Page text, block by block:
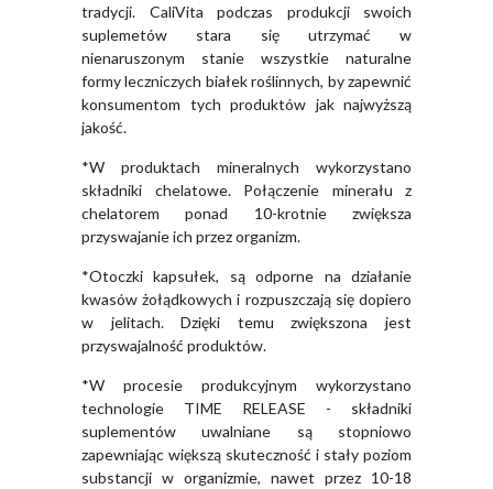
tradycji. CaliVita podczas produkcji swoich
suplemetów stara się utrzymać w
nienaruszonym stanie wszystkie naturalne
formy leczniczych białek roślinnych, by zapewnić
konsumentom tych produktów jak najwyższą
jakość.
*W produktach mineralnych wykorzystano
składniki chelatowe. Połączenie minerału z
chelatorem ponad 10-krotnie zwiększa
przyswajanie ich przez organizm.
*Otoczki kapsułek, są odporne na działanie
kwasów żołądkowych i rozpuszczają się dopiero
w jelitach. Dzięki temu zwiększona jest
przyswajalność produktów.
*W procesie produkcyjnym wykorzystano
technologie TIME RELEASE - składniki
suplementów uwalniane są stopniowo
zapewniając większą skuteczność i stały poziom
substancji w organizmie, nawet przez 10-18